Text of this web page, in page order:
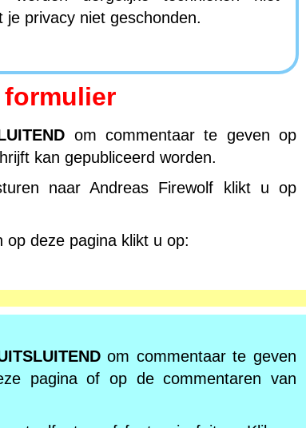
je privacy niet geschonden.
formulier
om commentaar te geven op
kan gepubliceerd worden.
naar Andreas Firewolf klikt u op
deze pagina klikt u op:
om commentaar te geven
pagina of op de commentaren van